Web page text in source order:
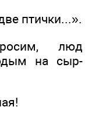
птички...».
люд
на сыр-